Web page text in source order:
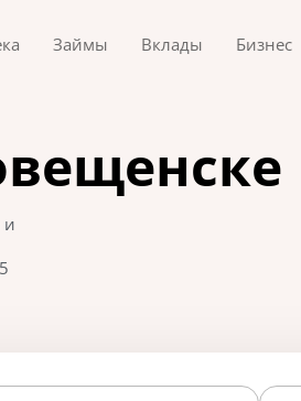
Займы Вклады Бизнес
и